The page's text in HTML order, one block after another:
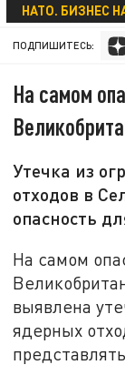
НАТО. БИЗНЕС
06 ДЕКАБРЯ 03:15
ПОДПИШИТЕСЬ:
На самом
Утечка из
отходов в
опасность
На самом
выявлена
ядерных